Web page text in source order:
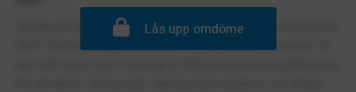
Skolan är helt galet dålig och om du har andra val börja inte
här!!! Det är många mobbare i skolan och stök överallt. Vi
Lås upp omdöme